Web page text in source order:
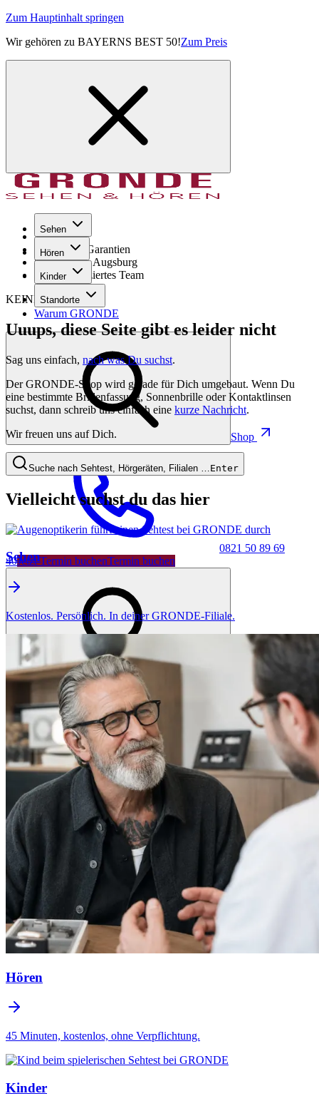
Zum Hauptinhalt springen
Wir gehören zu BAYERNS BEST 50!Zum Preis
Sehen
Hören
Kinder
Standorte
Warum GRONDE
Shop
0821 50 89 69
40Jetzt Termin buchenTermin buchen
Seit 1971
GRONDE Garantien
8× im Raum Augsburg
Hochqualifiziertes Team
KEINE SORGE!
Uuups, diese Seite gibt es leider nicht
Sag uns einfach, nach was Du suchst.
Der GRONDE-Shop wird gerade für Dich umgebaut. Wenn Du
eine bestimmte Brillenfassung, Sonnenbrille oder Kontaktlinsen
suchst, dann schreib uns einfach eine kurze Nachricht.
Wir freuen uns auf Dich.
Suche nach Sehtest, Hörgeräten, Filialen … Enter
Vielleicht suchst du das hier
Sehen
Kostenlos. Persönlich. In deiner GRONDE-Filiale.
Hören
45 Minuten, kostenlos, ohne Verpflichtung.
Kinder